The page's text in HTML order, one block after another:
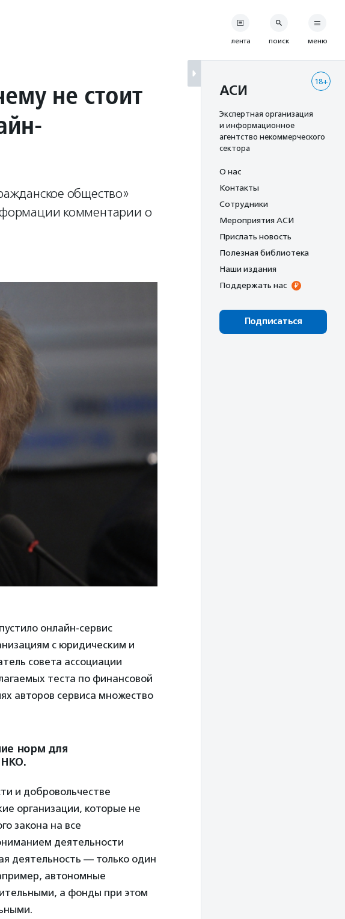
не стоит
общество»
комментарии о
онлайн-сервис
с юридическим и
совета ассоциации
теста по финансовой
авторов сервиса множество
норм для
НКО.
и добровольчестве
организации, которые не
закона на все
деятельности
деятельность — только один
автономные
а фонды при этом
лента поиск меню
18+
АСИ
Экспертная организация
и информационное
агентство некоммерческого
сектора
О нас
Контакты
Сотрудники
Мероприятия АСИ
Прислать новость
Полезная библиотека
Наши издания
Поддержать нас
Подписаться